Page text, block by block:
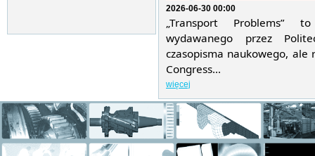
2026-06-30 00:00
„Transport
wydawanego przez
czasopisma naukowego,
Congress...
więcej